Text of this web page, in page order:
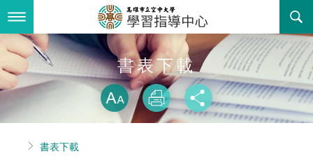
到
要
內最新消息
關於我們
組織職掌
聯絡資訊
服務專區
推廣教育課程
書表下載
書表下載
略過字型切
放大
列印 分享
首頁書表下載